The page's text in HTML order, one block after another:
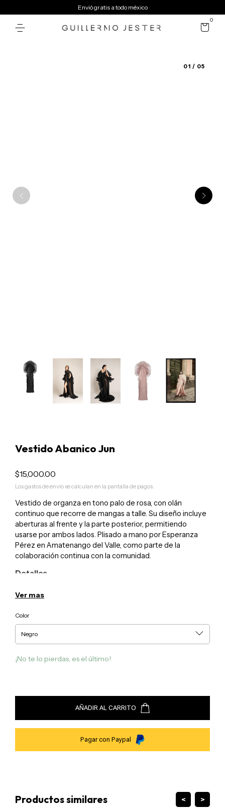
Envió gratis a todo méxico
0
01 / 05
Vestido Abanico Jun
$15,000.00
Los gastos de envío se calculan en la pantalla de pagos.
Vestido de organza en tono palo de rosa, con olán
continuo que recorre de mangas a talle. Su diseño incluye
aberturas al frente y la parte posterior, permitiendo
usarse por ambos lados. Plisado a mano por Esperanza
Pérez en Amatenango del Valle, como parte de la
colaboración continua con la comunidad.
Detalles
• Material: Poliéster / opción en seda
• Comunidad: Amatenango del Valle, Chiapas
• Talla: Unitalla
Cuidados
• Lavar en seco o a mano con agua fría
Ver mas
Color
¡No te lo pierdas, es el último!
AÑADIR AL CARRITO
Pagar con Paypal
Productos similares